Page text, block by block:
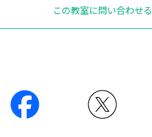
この教室に問い合わせる